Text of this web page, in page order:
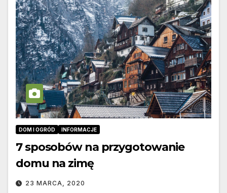
DOM I OGRÓD INFORMACJE
7 sposobów na przygotowanie
domu na zimę
23 MARCA, 2020